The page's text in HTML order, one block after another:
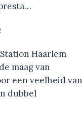
Haarlem
maag van
een veelheid van
dubbel